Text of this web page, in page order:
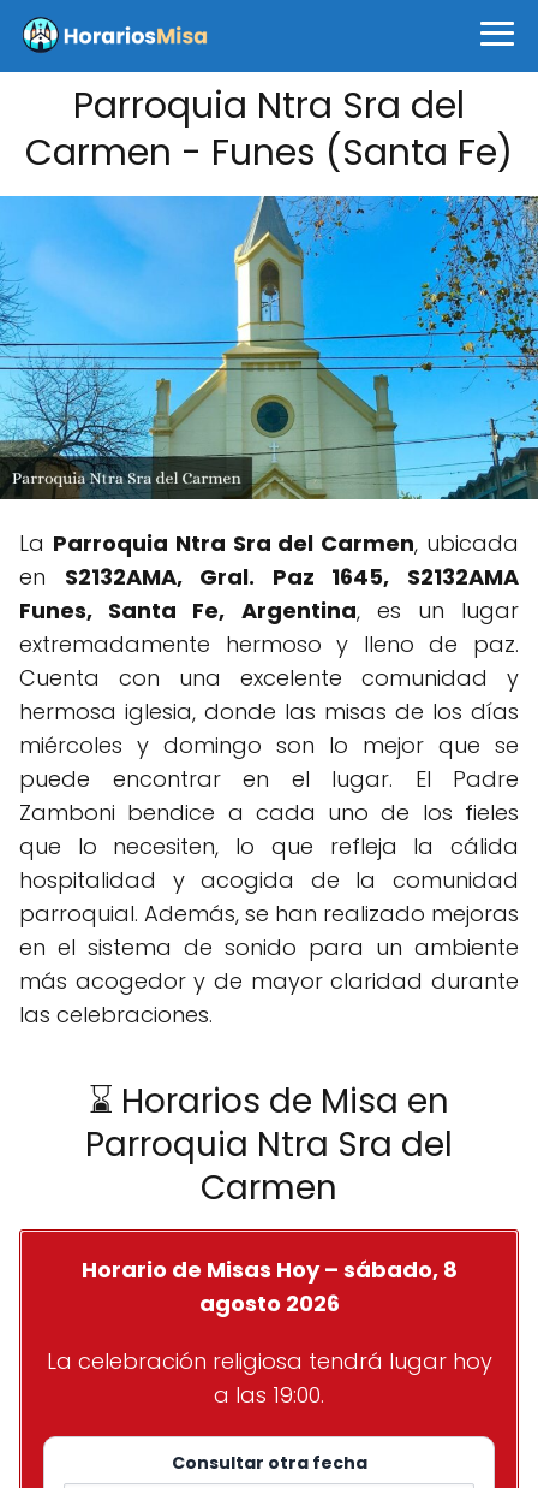
Parroquia Ntra Sra del
Carmen - Funes (Santa Fe)
La Parroquia Ntra Sra del Carmen, ubicada
en S2132AMA, Gral. Paz 1645, S2132AMA
Funes, Santa Fe, Argentina, es un lugar
extremadamente hermoso y lleno de paz.
Cuenta con una excelente comunidad y
hermosa iglesia, donde las misas de los días
miércoles y domingo son lo mejor que se
puede encontrar en el lugar. El Padre
Zamboni bendice a cada uno de los fieles
que lo necesiten, lo que refleja la cálida
hospitalidad y acogida de la comunidad
parroquial. Además, se han realizado mejoras
en el sistema de sonido para un ambiente
más acogedor y de mayor claridad durante
las celebraciones.
⌛ Horarios de Misa en
Parroquia Ntra Sra del
Carmen
Horario de Misas Hoy – sábado, 8
agosto 2026
La celebración religiosa tendrá lugar hoy
a las 19:00.
Consultar otra fecha